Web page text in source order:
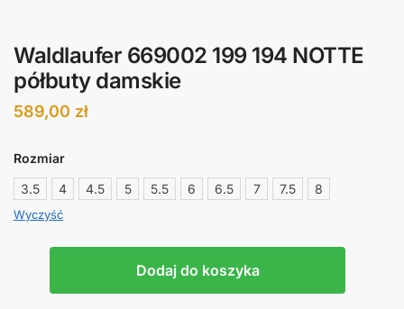
Waldlaufer 669002 199 194 NOTTE
półbuty damskie
589,00 zł
Rozmiar
3.5
4 4.5 5 5.5 6 6.5 7 7.5 8
Wyczyść
Dodaj do koszyka